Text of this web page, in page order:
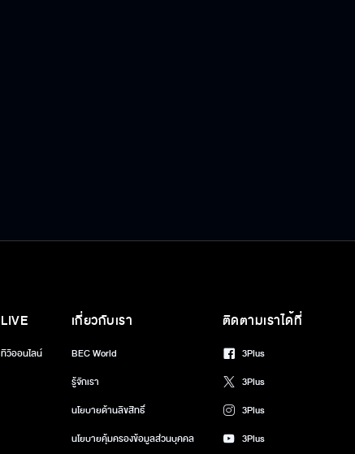
LIVE
ทีวีออนไลน์
เกี่ยวกับเรา
BEC World
รู้จักเรา
นโยบายด้านลิขสิทธิ์
นโยบายคุ้มครองข้อมูลส่วนบุคคล
ติดตามเราได้ที่
3Plus
3Plus
3Plus
3Plus